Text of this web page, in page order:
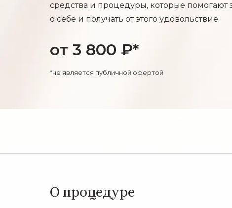
средства и процедуры, которые помогают
о себе и получать от этого удовольствие.
от 3 800 ₽*
*не является публичной офертой
О процедуре